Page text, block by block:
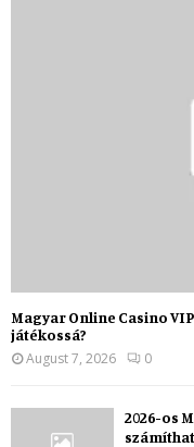
Magyar Online Casino
játékossá?
August 7, 2026
0
2026-os